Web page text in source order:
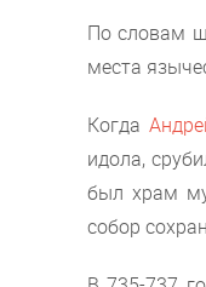
По словам
места
Когда
идола,
был храм
собор